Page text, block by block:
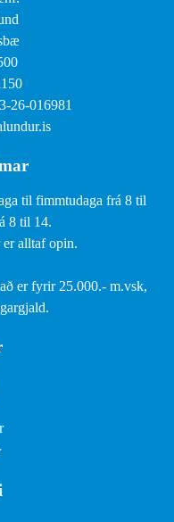
26-016981
til fimmtudaga frá 8 til
8 til 14.
alltaf opin.
er fyrir 25.000.- m.vsk,